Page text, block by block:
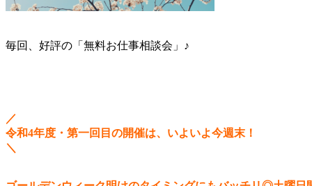
毎回、好評の「無料お仕事相談会」♪
／
令和4年度・第一回目の開催は、いよいよ今週末！
＼